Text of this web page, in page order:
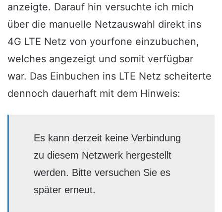
anzeigte. Darauf hin versuchte ich mich
über die manuelle Netzauswahl direkt ins
4G LTE Netz von yourfone einzubuchen,
welches angezeigt und somit verfügbar
war. Das Einbuchen ins LTE Netz scheiterte
dennoch dauerhaft mit dem Hinweis:
Es kann derzeit keine Verbindung
zu diesem Netzwerk hergestellt
werden. Bitte versuchen Sie es
später erneut.